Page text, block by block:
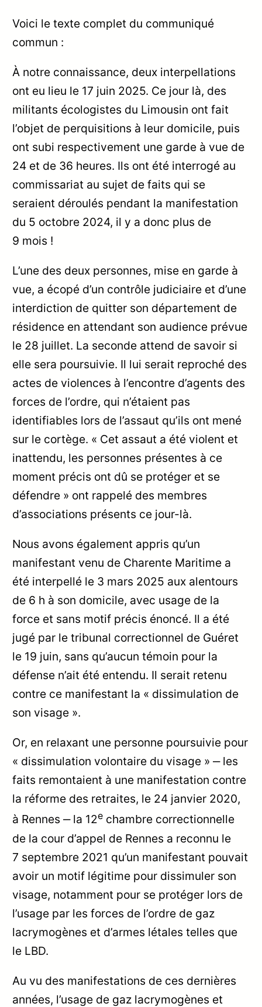
Voici le texte complet du communiqué
commun :
À notre connaissance, deux interpellations
ont eu lieu le 17 juin 2025. Ce jour là, des
militants écologistes du Limousin ont fait
l’objet de perquisitions à leur domicile, puis
ont subi respectivement une garde à vue de
24 et de 36 heures. Ils ont été interrogé au
commissariat au sujet de faits qui se
seraient déroulés pendant la manifestation
du 5 octobre 2024, il y a donc plus de
9 mois !
L’une des deux personnes, mise en garde à
vue, a écopé d’un contrôle judiciaire et d’une
interdiction de quitter son département de
résidence en attendant son audience prévue
le 28 juillet. La seconde attend de savoir si
elle sera poursuivie. Il lui serait reproché des
actes de violences à l’encontre d’agents des
forces de l’ordre, qui n’étaient pas
identifiables lors de l’assaut qu’ils ont mené
sur le cortège. « Cet assaut a été violent et
inattendu, les personnes présentes à ce
moment précis ont dû se protéger et se
défendre » ont rappelé des membres
d’associations présents ce jour-là.
Nous avons également appris qu’un
manifestant venu de Charente Maritime a
été interpellé le 3 mars 2025 aux alentours
de 6 h à son domicile, avec usage de la
force et sans motif précis énoncé. Il a été
jugé par le tribunal correctionnel de Guéret
le 19 juin, sans qu’aucun témoin pour la
défense n’ait été entendu. Il serait retenu
contre ce manifestant la « dissimulation de
son visage ».
Or, en relaxant une personne poursuivie pour
« dissimulation volontaire du visage » ‒ les
faits remontaient à une manifestation contre
la réforme des retraites, le 24 janvier 2020,
à Rennes ‒ la 12e chambre correctionnelle
de la cour d’appel de Rennes a reconnu le
7 septembre 2021 qu’un manifestant pouvait
avoir un motif légitime pour dissimuler son
visage, notamment pour se protéger lors de
l’usage par les forces de l’ordre de gaz
lacrymogènes et d’armes létales telles que
le LBD.
Au vu des manifestations de ces dernières
années, l’usage de gaz lacrymogènes et